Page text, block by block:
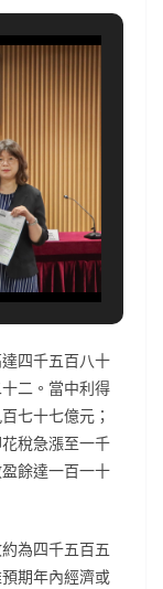
四千五百八十
二。當中利得
七十七億元；
稅急漲至一千
餘達一百一十
為四千五百五
期年內經濟或